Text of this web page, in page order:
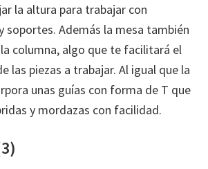
la altura para trabajar con
soportes. Además la mesa también
columna, algo que te facilitará el
las piezas a trabajar. Al igual que la
unas guías con forma de T que
y mordazas con facilidad.